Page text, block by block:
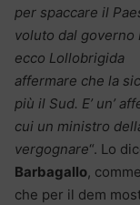
per spaccare il
voluto dal governo
ecco Lollobrigida
affermare che la
più il Sud. E’ un’
cui un ministro
vergognare“. Lo
Barbagallo,
che per il dem